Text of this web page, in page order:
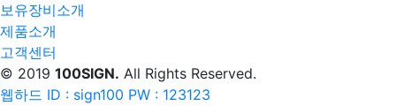
보유장비소개
제품소개
고객센터
© 2019 100SIGN. All Rights Reserved.
웹하드 ID : sign100 PW : 123123